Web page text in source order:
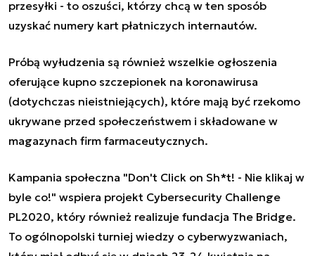
przesyłki - to oszuści, którzy chcą w ten sposób
uzyskać numery kart płatniczych internautów.
Próbą wyłudzenia są również wszelkie ogłoszenia
oferujące kupno szczepionek na koronawirusa
(dotychczas nieistniejących), które mają być rzekomo
ukrywane przed społeczeństwem i składowane w
magazynach firm farmaceutycznych.
Kampania społeczna "Don't Click on Sh*t! - Nie klikaj w
byle co!" wspiera projekt Cybersecurity Challenge
PL2020, który również realizuje fundacja The Bridge.
To ogólnopolski turniej wiedzy o cyberwyzwaniach,